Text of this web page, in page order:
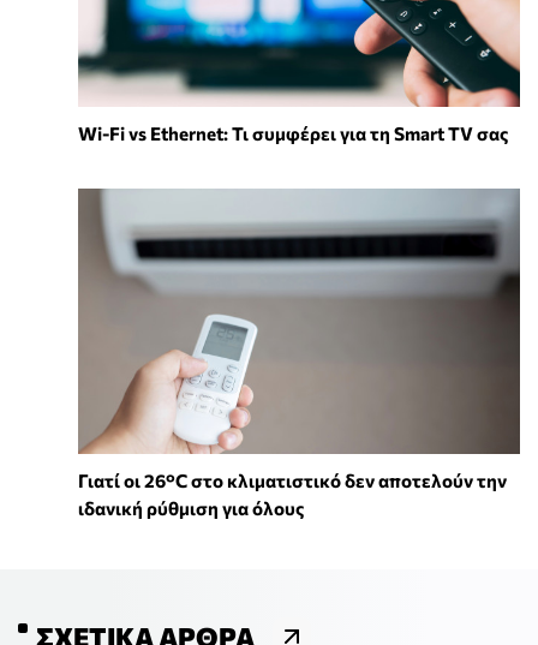
Wi-Fi vs Ethernet: Τι συμφέρει για τη Smart TV σας
Γιατί οι 26°C στο κλιματιστικό δεν αποτελούν την
ιδανική ρύθμιση για όλους
ΣΧΕΤΙΚΆ ΆΡΘΡΑ